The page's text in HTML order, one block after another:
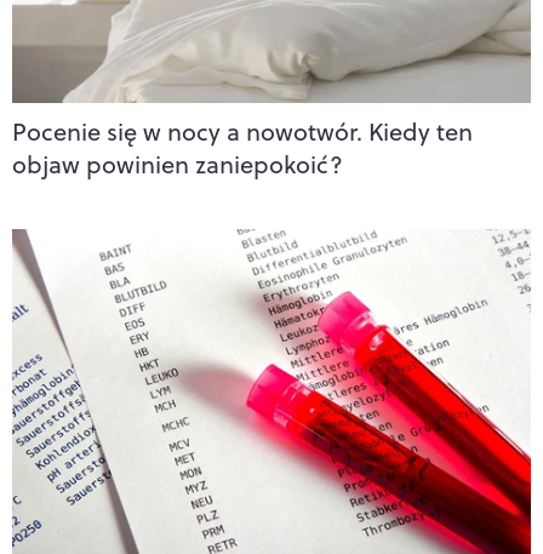
Pocenie się w nocy a nowotwór. Kiedy ten
objaw powinien zaniepokoić?